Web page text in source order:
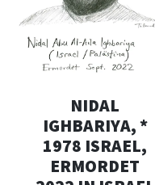
NIDAL
IGHBARIYA, *
1978 ISRAEL,
ERMORDET